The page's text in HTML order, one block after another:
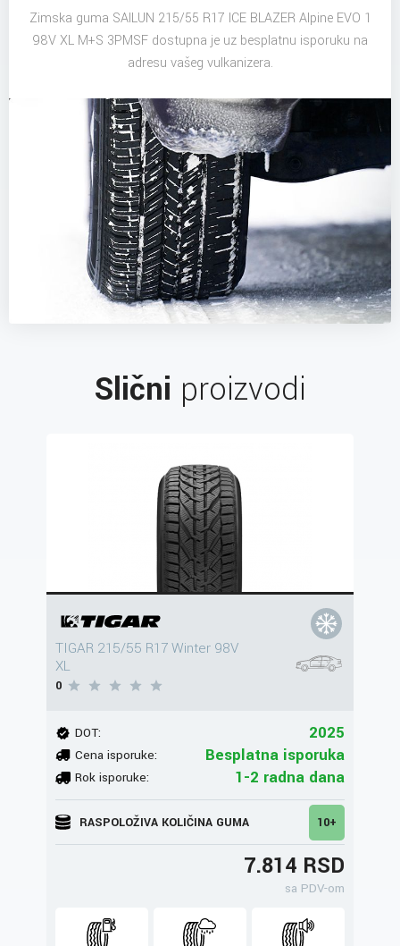
Zimska guma SAILUN 215/55 R17 ICE BLAZER Alpine EVO 1
98V XL M+S 3PMSF dostupna je uz besplatnu isporuku na
adresu vašeg vulkanizera.
Slični proizvodi
TIGAR 215/55 R17 Winter 98V
XL
0
DOT: 2025
Cena isporuke: Besplatna isporuka
Rok isporuke: 1-2 radna dana
RASPOLOŽIVA KOLIČINA GUMA 10+
7.814 RSD
sa PDV-om